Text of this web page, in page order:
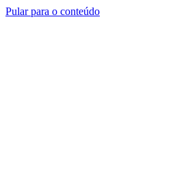
Pular para o conteúdo